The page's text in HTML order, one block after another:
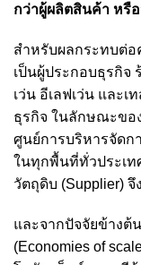
กว่าผู้ผลิตสินค้า หรื
สำหรับผลกระทบต่อ
เป็นผู้ประกอบธุรกิจ
เว่น อีเลฟเว่น และเ
ธุรกิจ ในลักษณะขอ
ศูนย์การบริหารจัดก
ในทุกพื้นที่ทั่วประเ
วัตถุดิบ (Supplier)
และจากปัจจัยข้างต้
(Economies of